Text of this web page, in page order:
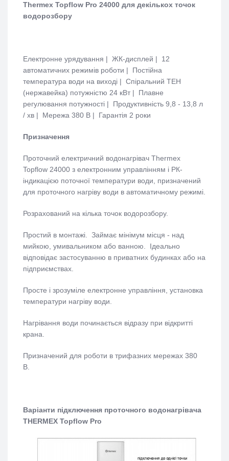
Thermex Topflow Pro 24000 для декількох точок
водорозбору
Електронне урядування | ЖК-дисплей | 12
автоматичних режимів роботи | Постійна
температура води на виході | Спіральний ТЕН
(нержавейка) потужністю 24 кВт | Плавне
регулювання потужності | Продуктивність 9,8 - 13,8 л
/ хв | Мережа 380 В | Гарантія 2 роки
Призначення
Проточний електричний водонагрівач Thermex
Topflow 24000 з електронним управлінням і РК-
індикацією поточної температури води, призначений
для проточного нагріву води в автоматичному режимі.
Розрахований на кілька точок водорозбору.
Простий в монтажі. Займає мінімум місця - над
мийкою, умивальником або ванною. Ідеально
відповідає застосуванню в приватних будинках або на
підприємствах.
Просте і зрозуміле електронне управління, установка
температури нагріву води.
Нагрівання води починається відразу при відкритті
крана.
Призначений для роботи в трифазних мережах 380
В.
Варіанти підключення проточного водонагрівача
THERMEX Topflow Pro